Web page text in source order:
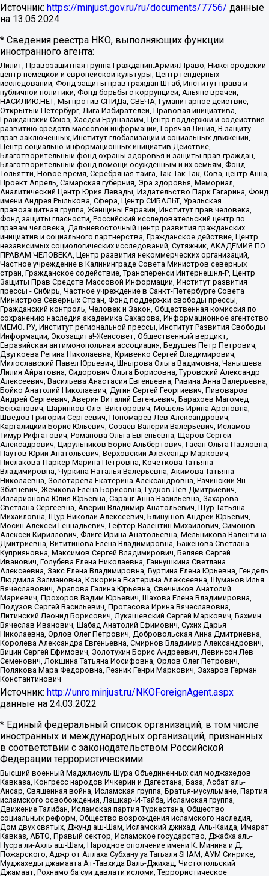
Источник: https://minjust.gov.ru/ru/documents/7756/ данные
на 13.05.2024
* Сведения реестра НКО, выполняющих функции
иностранного агента:
Лилит, Правозащитная группа Гражданин.Армия.Право, Нижегородский
центр немецкой и европейской культуры, Центр гендерных
исследований, Фонд защиты прав граждан Штаб, Институт права и
публичной политики, Фонд борьбы с коррупцией, Альянс врачей,
НАСИЛИЮ.НЕТ, Мы против СПИДа, СВЕЧА, Гуманитарное действие,
Открытый Петербург, Лига Избирателей, Правовая инициатива,
Гражданский Союз, Хасдей Ерушалаим, Центр поддержки и содействия
развитию средств массовой информации, Горячая Линия, В защиту
прав заключенных, Институт глобализации и социальных движений,
Центр социально-информационных инициатив Действие,
Благотворительный фонд охраны здоровья и защиты прав граждан,
Благотворительный фонд помощи осужденным и их семьям, Фонд
Тольятти, Новое время, Серебряная тайга, Так-Так-Так, Сова, центр Анна,
Проект Апрель, Самарская губерния, Эра здоровья, Мемориал,
Аналитический Центр Юрия Левады, Издательство Парк Гагарина, Фонд
имени Андрея Рылькова, Сфера, Центр СИБАЛЬТ, Уральская
правозащитная группа, Женщины Евразии, Институт прав человека,
Фонд защиты гласности, Российский исследовательский центр по
правам человека, Дальневосточный центр развития гражданских
инициатив и социального партнерства, Гражданское действие, Центр
независимых социологических исследований, Сутяжник, АКАДЕМИЯ ПО
ПРАВАМ ЧЕЛОВЕКА, Центр развития некоммерческих организаций,
Частное учреждение в Калининграде Совета Министров северных
стран, Гражданское содействие, Трансперенси Интернешнл-Р, Центр
Защиты Прав Средств Массовой Информации, Институт развития
прессы - Сибирь, Частное учреждение в Санкт-Петербурге Совета
Министров Северных Стран, Фонд поддержки свободы прессы,
Гражданский контроль, Человек и Закон, Общественная комиссия по
сохранению наследия академика Сахарова, Информационное агентство
МЕМО. РУ, Институт региональной прессы, Институт Развития Свободы
Информации, Экозащита!-Женсовет, Общественный вердикт,
Евразийская антимонопольная ассоциация, Бедушев Петр Петрович,
Дзугкоева Регина Николаевна, Кривенко Сергей Владимирович,
Милославский Павел Юрьевич, Шнырова Ольга Вадимовна, Чанышева
Лилия Айратовна, Сидорович Ольга Борисовна, Туровский Александр
Алексеевич, Васильева Анастасия Евгеньевна, Ривина Анна Валерьевна,
Бойко Анатолий Николаевич, Дугин Сергей Георгиевич, Пивоваров
Андрей Сергеевич, Аверин Виталий Евгеньевич, Барахоев Магомед
Бекханович, Шарипков Олег Викторович, Мошель Ирина Ароновна,
Шведов Григорий Сергеевич, Пономарев Лев Александрович,
Каргалицкий Борис Юльевич, Созаев Валерий Валерьевич, Исламов
Тимур Рифгатович, Романова Ольга Евгеньевна, Щаров Сергей
Алексадрович, Цирульников Борис Альбертович, Гасан Ольга Павловна,
Паутов Юрий Анатольевич, Верховский Александр Маркович,
Пислакова-Паркер Марина Петровна, Кочеткова Татьяна
Владимировна, Чуркина Наталья Валерьевна, Акимова Татьяна
Николаевна, Золотарева Екатерина Александровна, Рачинский Ян
Збигневич, Жемкова Елена Борисовна, Гудков Лев Дмитриевич,
Илларионова Юлия Юрьевна, Саранг Анна Васильевна, Захарова
Светлана Сергеевна, Аверин Владимир Анатольевич, Щур Татьяна
Михайловна, Щур Николай Алексеевич, Блинушов Андрей Юрьевич,
Мосин Алексей Геннадьевич, Гефтер Валентин Михайлович, Симонов
Алексей Кириллович, Флиге Ирина Анатольевна, Мельникова Валентина
Дмитриевна, Вититинова Елена Владимировна, Баженова Светлана
Куприяновна, Максимов Сергей Владимирович, Беляев Сергей
Иванович, Голубева Елена Николаевна, Ганнушкина Светлана
Алексеевна, Закс Елена Владимировна, Буртина Елена Юрьевна, Гендель
Людмила Залмановна, Кокорина Екатерина Алексеевна, Шуманов Илья
Вячеславович, Арапова Галина Юрьевна, Свечников Анатолий
Мариевич, Прохоров Вадим Юрьевич, Шахова Елена Владимировна,
Подузов Сергей Васильевич, Протасова Ирина Вячеславовна,
Литинский Леонид Борисович, Лукашевский Сергей Маркович, Бахмин
Вячеслав Иванович, Шабад Анатолий Ефимович, Сухих Дарья
Николаевна, Орлов Олег Петрович, Добровольская Анна Дмитриевна,
Королева Александра Евгеньевна, Смирнов Владимир Александрович,
Вицин Сергей Ефимович, Золотухин Борис Андреевич, Левинсон Лев
Семенович, Локшина Татьяна Иосифовна, Орлов Олег Петрович,
Полякова Мара Федоровна, Резник Генри Маркович, Захаров Герман
Константинович
Источник: http://unro.minjust.ru/NKOForeignAgent.aspx
данные на 24.03.2022
* Единый федеральный список организаций, в том числе
иностранных и международных организаций, признанных
в соответствии с законодательством Российской
Федерации террористическими:
Высший военный Маджлисуль Шура Объединенных сил моджахедов
Кавказа, Конгресс народов Ичкерии и Дагестана, База, Асбат аль-
Ансар, Священная война, Исламская группа, Братья-мусульмане, Партия
исламского освобождения, Лашкар-И-Тайба, Исламская группа,
Движение Талибан, Исламская партия Туркестана, Общество
социальных реформ, Общество возрождения исламского наследия,
Дом двух святых, Джунд аш-Шам, Исламский джихад, Аль-Каида, Имарат
Кавказ, АБТО, Правый сектор, Исламское государство, Джабха аль-
Нусра ли-Ахль аш-Шам, Народное ополчение имени К. Минина и Д.
Пожарского, Аджр от Аллаха Субхану уа Тагьаля SHAM, АУМ Синрике,
Муджахеды джамаата Ат-Тавхида Валь-Джихад, Чистопольский
Джамаат, Рохнамо ба суи давлати исломи, Террористическое